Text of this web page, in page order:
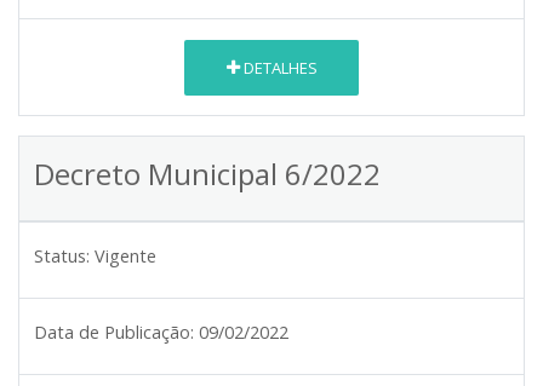
DETALHES
Decreto Municipal 6/2022
Status: Vigente
Data de Publicação: 09/02/2022